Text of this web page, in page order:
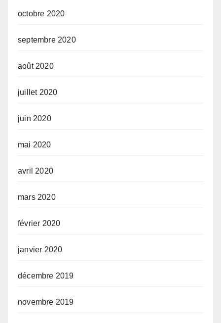
octobre 2020
septembre 2020
août 2020
juillet 2020
juin 2020
mai 2020
avril 2020
mars 2020
février 2020
janvier 2020
décembre 2019
novembre 2019